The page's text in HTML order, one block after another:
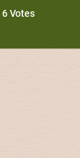
6 Votes